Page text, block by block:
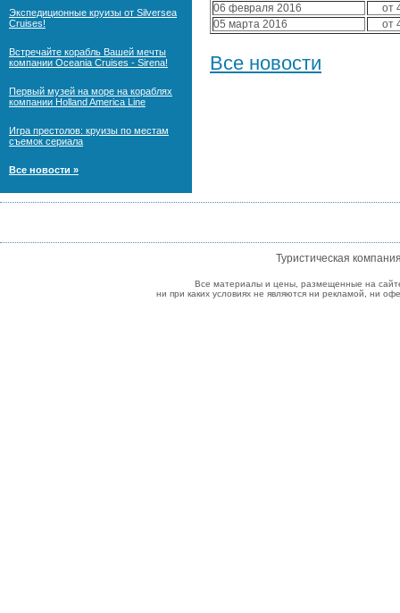
Экспедиционные круизы от Silversea
Cruises!
Встречайте корабль Вашей мечты
компании Oceania Cruises - Sirena!
Первый музей на море на кораблях
компании Holland America Line
Игра престолов: круизы по местам
съемок сериала
Все новости »
06 февраля 2016
от
05 марта 2016
от
Все новости
Туристическая
Все материалы и цены, размещенные на
ни при каких условиях не являются ни рекламой, ни